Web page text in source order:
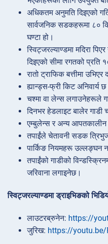
अधिकतम अनुमति दिइएको
सार्वजनिक सडकहरूमा ८०
घण्टा हो।
स्विट्जरल्याण्डमा मदिरा
दिइएको सीमा रगतको प्रति
रातो ट्राफिक बत्तीमा
ह्यान्ड्स-फ्री किट अनिवार्य
चश्मा वा लेन्स लगाउनेहरूले
दिनभर हेडलाइट बालेर गाडी
एम्बुलेन्स र अन्य आपतकालीन
तपाईंले चेतावनी सडक त्रिभुज
पार्किङ नियमहरू उल्लङ्घन
तपाईंको गाडीको
जरिवाना लगाइनेछ।
स्विट्जरल्याण्डमा ड्राइभिङको
लाउटरब्रुनेन: https://
जुरिख: https://youtu.be/